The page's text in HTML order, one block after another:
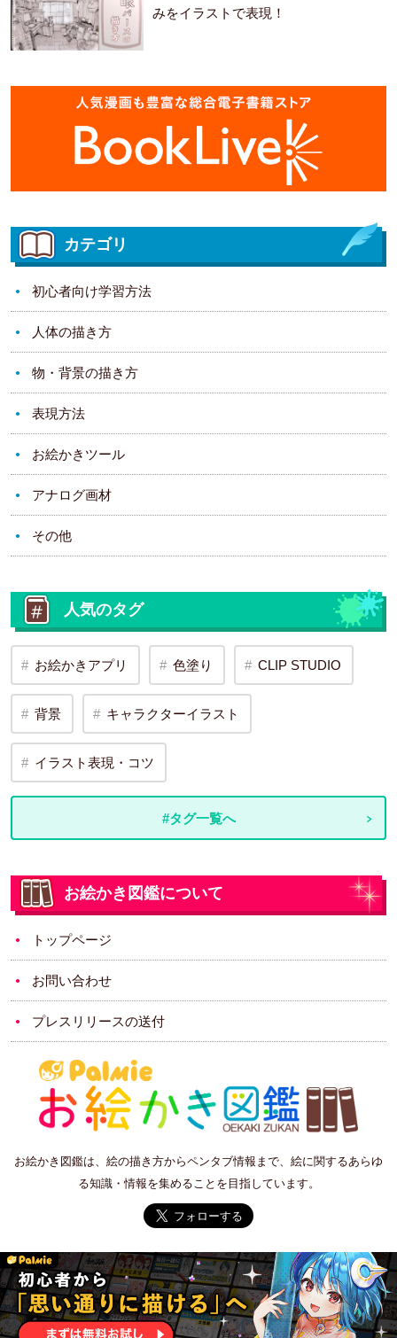
みをイラストで表現！
カテゴリ
初心者向け学習方法
人体の描き方
物・背景の描き方
表現方法
お絵かきツール
アナログ画材
その他
人気のタグ
お絵かきアプリ 色塗り CLIP STUDIO
背景 キャラクターイラスト
イラスト表現・コツ
#タグ一覧へ
お絵かき図鑑について
トップページ
お問い合わせ
プレスリリースの送付
お絵かき図鑑は、絵の描き方からペンタブ情報まで、絵に関するあらゆ
る知識・情報を集めることを目指しています。